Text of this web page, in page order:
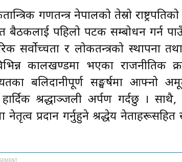
गणतन्त्र नेपालको तेस्रो
पहिलो पटक सम्बोधन गर्न
सर्वोच्चता र लोकतन्त्रको स्थापना
कालखण्डमा भएका राजनीतिक
बलिदानीपूर्ण सङ्घर्षमा आफ्नो
हार्दिक श्रद्धाञ्जली अर्पण गर्दछु ।
नेतृत्व प्रदान गर्नुहुने श्रद्धेय